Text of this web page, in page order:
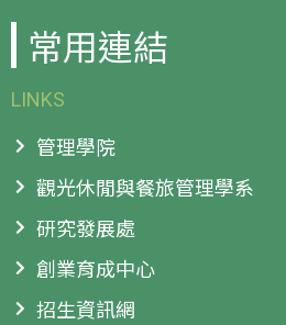
常用連結
LINKS
管理學院
觀光休閒與餐旅管理學系
研究發展處
創業育成中心
招生資訊網